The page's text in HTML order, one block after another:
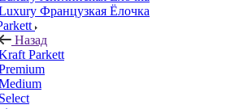
Французкая Ёлочка
Назад
Parkett
Select